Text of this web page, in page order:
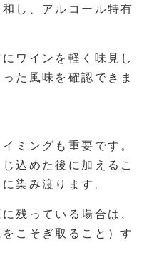
し、アルコール特有
ワインを軽く味見し
た風味を確認できま
ミングも重要です。
込めた後に加えるこ
染み渡ります。
残っている場合は、
こそぎ取ること）す